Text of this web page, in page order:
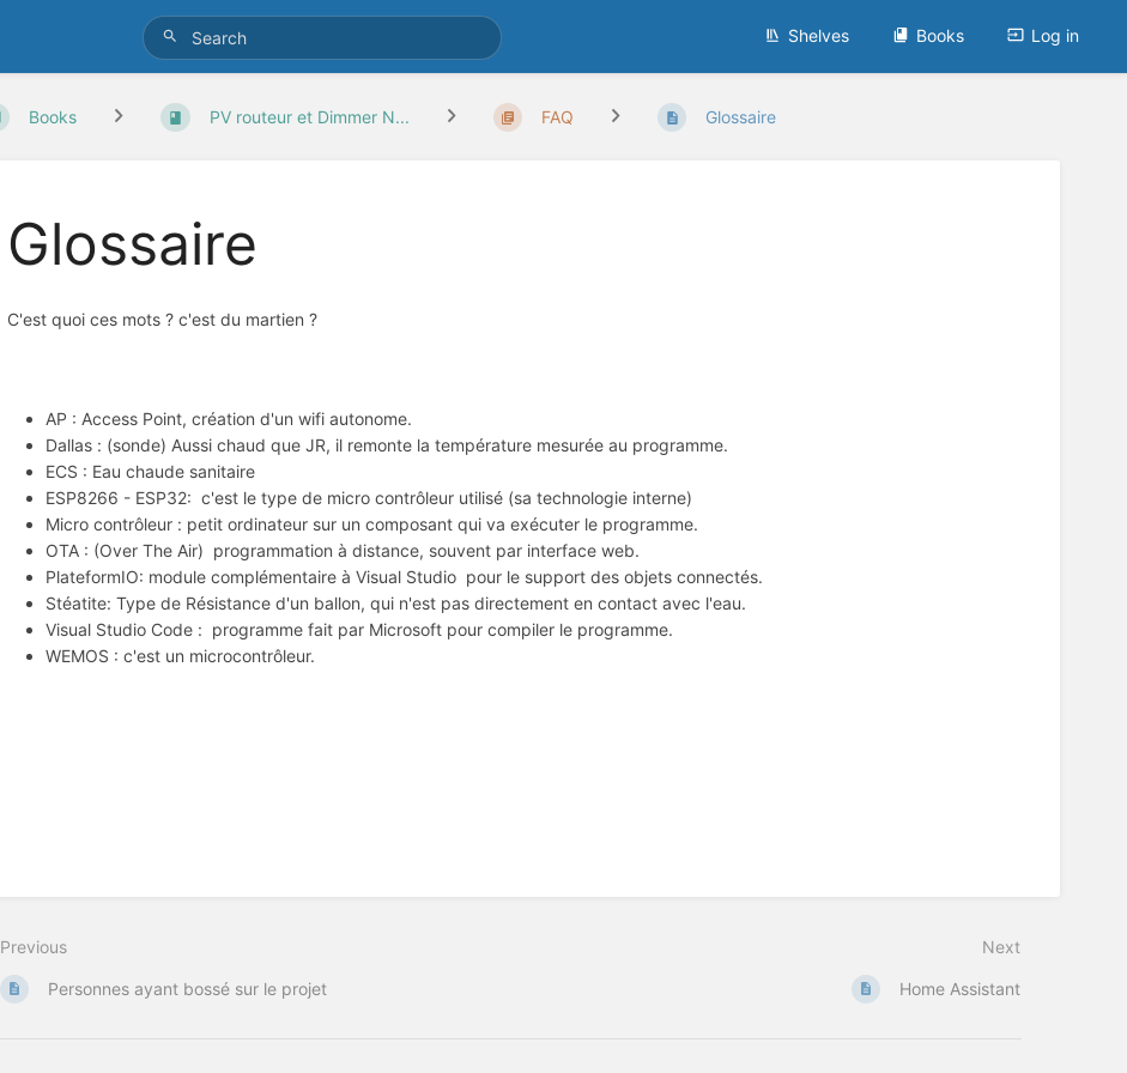
Shelves Books Log in
Books PV routeur et Dimmer N... FAQ Glossaire
Glossaire
C'est quoi ces mots ? c'est du martien ?
AP : Access Point, création d'un wifi autonome.
Dallas : (sonde) Aussi chaud que JR, il remonte la température mesurée au programme.
ECS : Eau chaude sanitaire
ESP8266 - ESP32: c'est le type de micro contrôleur utilisé (sa technologie interne)
Micro contrôleur : petit ordinateur sur un composant qui va exécuter le programme.
OTA : (Over The Air) programmation à distance, souvent par interface web.
PlateformIO: module complémentaire à Visual Studio pour le support des objets connectés.
Stéatite: Type de Résistance d'un ballon, qui n'est pas directement en contact avec l'eau.
Visual Studio Code : programme fait par Microsoft pour compiler le programme.
WEMOS : c'est un microcontrôleur.
Previous
Personnes ayant bossé sur le projet
Next
Home Assistant